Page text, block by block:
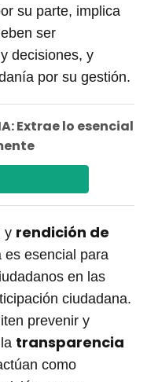
su parte, implica
ser
decisiones, y
por su gestión.
IA: Extrae lo esencial
y rendición de
es esencial para
en las
ciudadana.
prevenir y
transparencia
como